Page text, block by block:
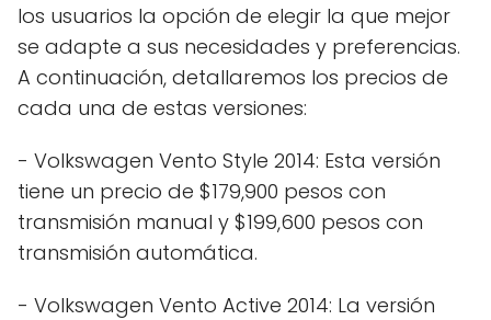
los usuarios la opción de elegir la que mejor
se adapte a sus necesidades y preferencias.
A continuación, detallaremos los precios de
cada una de estas versiones:
- Volkswagen Vento Style 2014: Esta versión
tiene un precio de $179,900 pesos con
transmisión manual y $199,600 pesos con
transmisión automática.
- Volkswagen Vento Active 2014: La versión